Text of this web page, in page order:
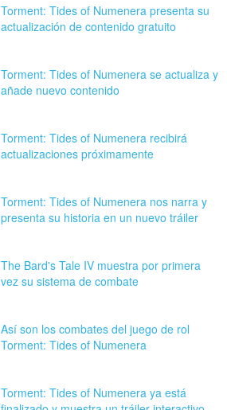
Torment: Tides of Numenera presenta su
actualización de contenido gratuito
Torment: Tides of Numenera se actualiza y
añade nuevo contenido
Torment: Tides of Numenera recibirá
actualizaciones próximamente
Torment: Tides of Numenera nos narra y
presenta su historia en un nuevo tráiler
The Bard's Tale IV muestra por primera
vez su sistema de combate
Así son los combates del juego de rol
Torment: Tides of Numenera
Torment: Tides of Numenera ya está